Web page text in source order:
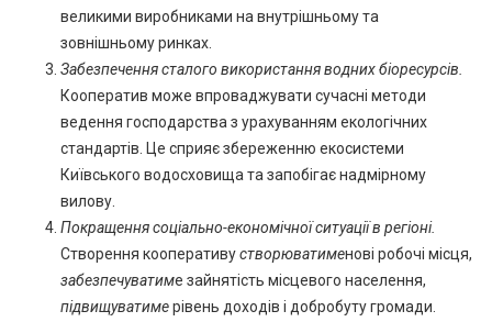
великими виробниками на внутрішньому та
зовнішньому ринках.
Забезпечення сталого використання водних біоресурсів.
Кооператив може впроваджувати сучасні методи
ведення господарства з урахуванням екологічних
стандартів. Це сприяє збереженню екосистеми
Київського водосховища та запобігає надмірному
вилову.
Покращення соціально-економічної ситуації в регіоні.
Створення кооперативустворюватименові робочі місця,
забезпечуватиме зайнятість місцевого населення,
підвищуватимерівень доходів і добробуту громади.